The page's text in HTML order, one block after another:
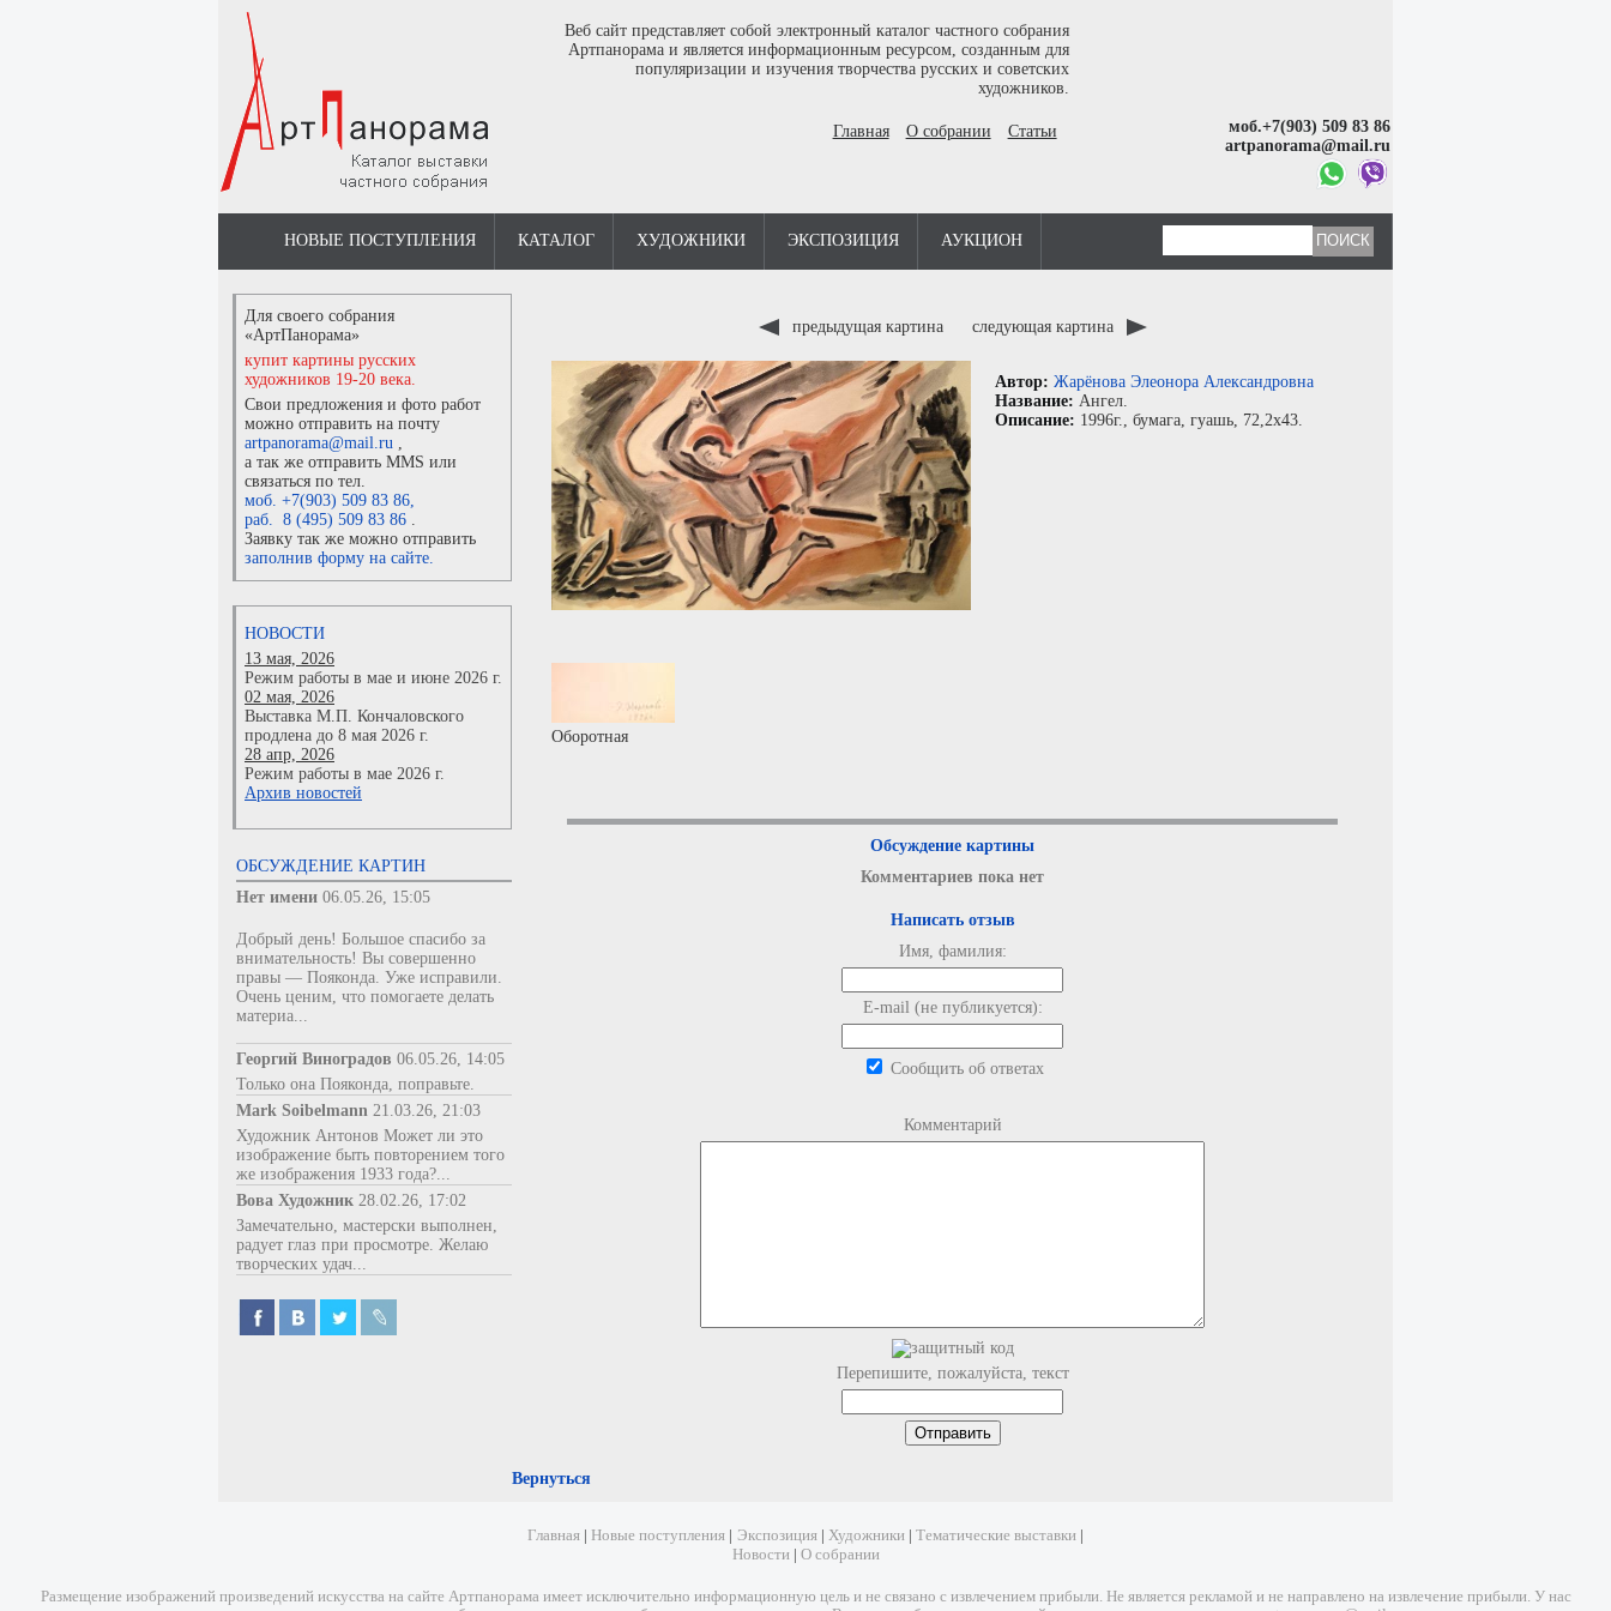
Веб сайт представляет собой электронный каталог частного собрания
Артпанорама и является информационным ресурсом, созданным для
популяризации и изучения творчества русских и советских
художников.
Главная О собрании Статьи
моб.+7(903) 509 83 86
artpanorama@mail.ru
НОВЫЕ ПОСТУПЛЕНИЯ КАТАЛОГ ХУДОЖНИКИ ЭКСПОЗИЦИЯ АУКЦИОН
Для своего собрания
«АртПанорама»
купит картины русских
художников 19-20 века.
Свои предложения и фото работ
можно отправить на почту
artpanorama@mail.ru ,
а так же отправить MMS или
связаться по тел.
моб. +7(903) 509 83 86,
раб. 8 (495) 509 83 86 .
Заявку так же можно отправить
заполнив форму на сайте.
НОВОСТИ
13 мая, 2026
Режим работы в мае и июне 2026 г.
02 мая, 2026
Выставка М.П. Кончаловского
продлена до 8 мая 2026 г.
28 апр, 2026
Режим работы в мае 2026 г.
Архив новостей
ОБСУЖДЕНИЕ КАРТИН
Нет имени 06.05.26, 15:05
Добрый день! Большое спасибо за
внимательность! Вы совершенно
правы — Пояконда. Уже исправили.
Очень ценим, что помогаете делать
материа...
Георгий Виноградов 06.05.26, 14:05
Только она Пояконда, поправьте.
Mark Soibelmann 21.03.26, 21:03
Художник Антонов Может ли это
изображение быть повторением того
же изображения 1933 года?...
Вова Художник 28.02.26, 17:02
Замечательно, мастерски выполнен,
радует глаз при просмотре. Желаю
творческих удач...
предыдущая картина следующая картина
Автор: Жарёнова Элеонора Александровна
Название: Ангел.
Описание: 1996г., бумага, гуашь, 72,2x43.
Оборотная
Обсуждение картины
Комментариев пока нет
Написать отзыв
Имя, фамилия:
E-mail (не публикуется):
Сообщить об ответах
Комментарий
Перепишите, пожалуйста, текст
Вернуться
Главная Новые поступления Экспозиция Художники Тематические выставки
Новости| О собрании
Размещение изображений произведений искусства на сайте Артпанорама имеет исключительно информационную цель и не связано с извлечением прибыли. Не является рекламой и не направлено на извлечение прибыли. У нас